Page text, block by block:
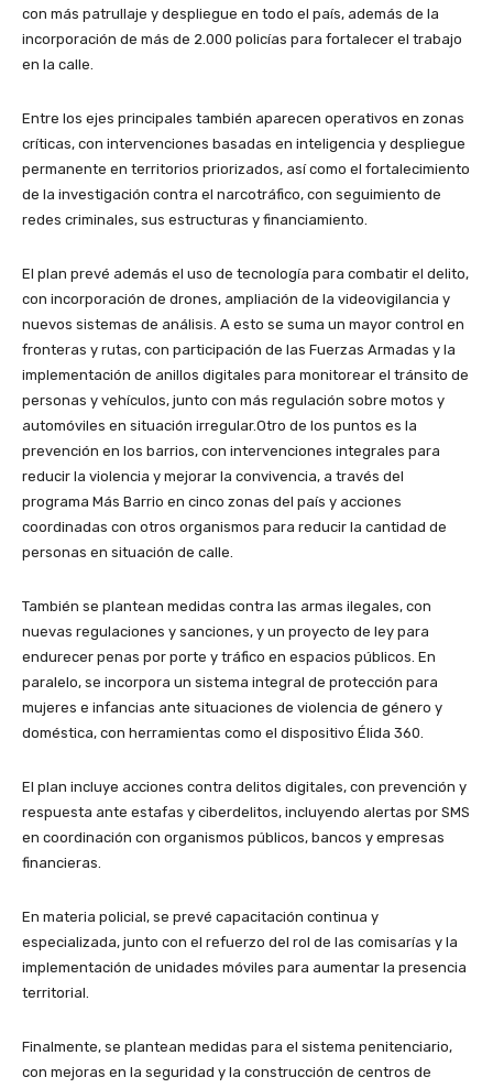
con más patrullaje y despliegue en todo el país, además de la
incorporación de más de 2.000 policías para fortalecer el trabajo
en la calle.
Entre los ejes principales también aparecen operativos en zonas
críticas, con intervenciones basadas en inteligencia y despliegue
permanente en territorios priorizados, así como el fortalecimiento
de la investigación contra el narcotráfico, con seguimiento de
redes criminales, sus estructuras y financiamiento.
El plan prevé además el uso de tecnología para combatir el delito,
con incorporación de drones, ampliación de la videovigilancia y
nuevos sistemas de análisis. A esto se suma un mayor control en
fronteras y rutas, con participación de las Fuerzas Armadas y la
implementación de anillos digitales para monitorear el tránsito de
personas y vehículos, junto con más regulación sobre motos y
automóviles en situación irregular.Otro de los puntos es la
prevención en los barrios, con intervenciones integrales para
reducir la violencia y mejorar la convivencia, a través del
programa Más Barrio en cinco zonas del país y acciones
coordinadas con otros organismos para reducir la cantidad de
personas en situación de calle.
También se plantean medidas contra las armas ilegales, con
nuevas regulaciones y sanciones, y un proyecto de ley para
endurecer penas por porte y tráfico en espacios públicos. En
paralelo, se incorpora un sistema integral de protección para
mujeres e infancias ante situaciones de violencia de género y
doméstica, con herramientas como el dispositivo Élida 360.
El plan incluye acciones contra delitos digitales, con prevención y
respuesta ante estafas y ciberdelitos, incluyendo alertas por SMS
en coordinación con organismos públicos, bancos y empresas
financieras.
En materia policial, se prevé capacitación continua y
especializada, junto con el refuerzo del rol de las comisarías y la
implementación de unidades móviles para aumentar la presencia
territorial.
Finalmente, se plantean medidas para el sistema penitenciario,
con mejoras en la seguridad y la construcción de centros de